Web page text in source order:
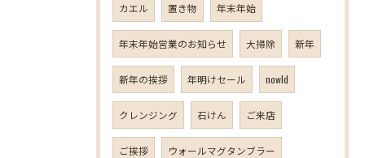
カエル 置き物 年末年始
年末年始営業のお知らせ 大掃除 新年
新年の挨拶 年明けセール nowld
クレンジング 石けん ご来店
ご挨拶 ウォールマグタンブラー